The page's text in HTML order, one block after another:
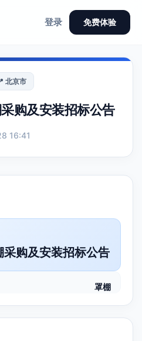
登录 免费体验
北京市
购及安装招标公告
16:41
购及安装招标公告
罩棚